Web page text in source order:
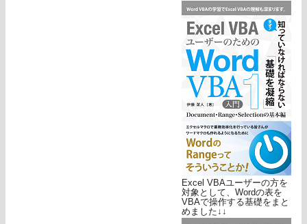
Excel VBAユーザーの方を
対象として、Wordの表を
VBAで操作する基礎をまと
めました↓↓